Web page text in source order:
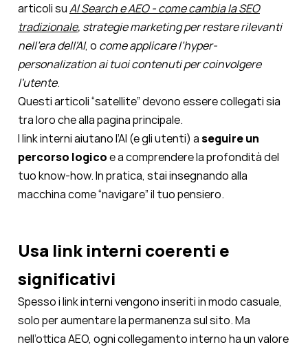
articoli suAI Search e AEO - come cambia la SEO
tradizionale, strategie marketing per restare rilevanti
nell'era dell'AI, o come applicare l’hyper-
personalization ai tuoi contenuti per coinvolgere
l'utente.
Questi articoli “satellite” devono essere collegati sia
tra loro che alla pagina principale.
I link interni aiutano l’AI (e gli utenti) aseguire un
percorso logicoe a comprendere la profondità del
tuo know-how. In pratica, stai insegnando alla
macchina come “navigare” il tuo pensiero.
Usa link interni coerenti e
significativi
Spesso i link interni vengono inseriti in modo casuale,
solo per aumentare la permanenza sul sito. Ma
nell’ottica AEO, ogni collegamento interno ha un valore